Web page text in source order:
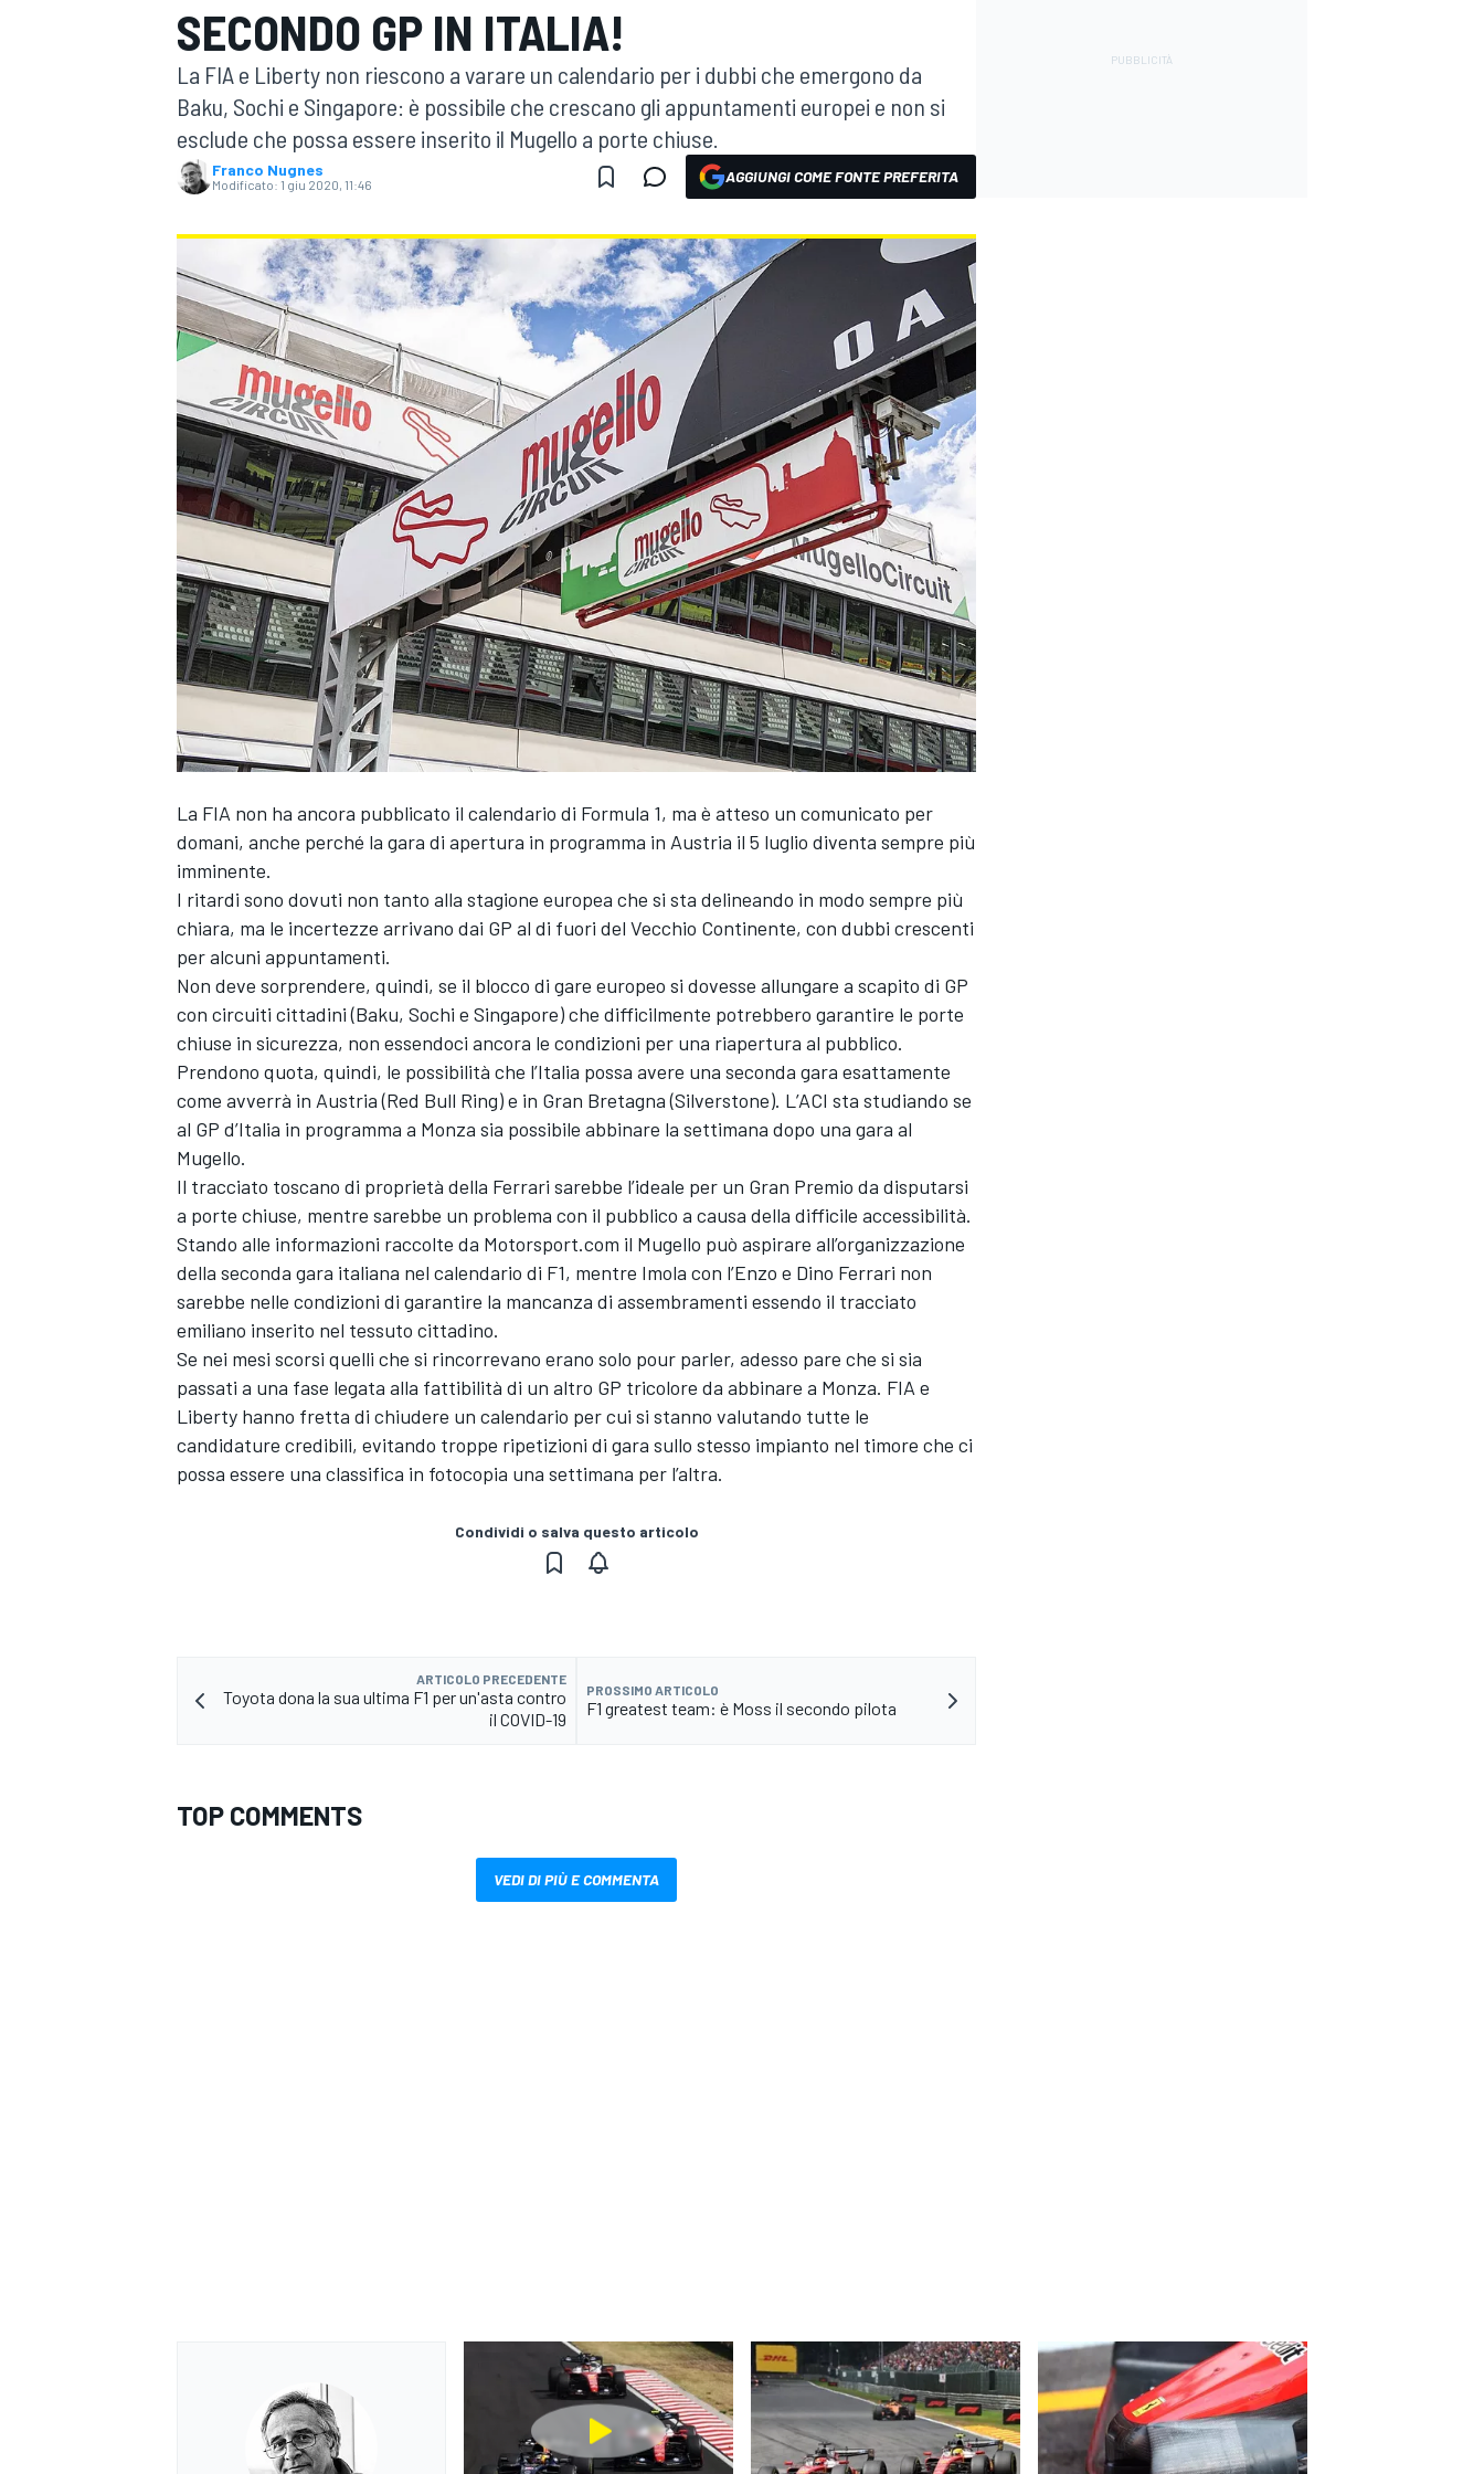
MOTOGP WEC
WRC
MONOPOSTO
SECONDO GP IN ITALIA!
La FIA e Liberty non riescono a varare un calendario per i dubbi che emergono da
Baku, Sochi e Singapore: è possibile che crescano gli appuntamenti europei e non si
esclude che possa essere inserito il Mugello a porte chiuse.
Franco Nugnes
Modificato: 1 giu 2020, 11:46 AGGIUNGI COME FONTE PREFERITA
La FIA non ha ancora pubblicato il calendario di Formula 1, ma è atteso un comunicato per
domani, anche perché la gara di apertura in programma in Austria il 5 luglio diventa sempre più
imminente.
I ritardi sono dovuti non tanto alla stagione europea che si sta delineando in modo sempre più
chiara, ma le incertezze arrivano dai GP al di fuori del Vecchio Continente, con dubbi crescenti
per alcuni appuntamenti.
Non deve sorprendere, quindi, se il blocco di gare europeo si dovesse allungare a scapito di GP
con circuiti cittadini (Baku, Sochi e Singapore) che difficilmente potrebbero garantire le porte
chiuse in sicurezza, non essendoci ancora le condizioni per una riapertura al pubblico.
Prendono quota, quindi, le possibilità che l’Italia possa avere una seconda gara esattamente
come avverrà in Austria (Red Bull Ring) e in Gran Bretagna (Silverstone). L’ACI sta studiando se
al GP d’Italia in programma a Monza sia possibile abbinare la settimana dopo una gara al
Mugello.
Il tracciato toscano di proprietà della Ferrari sarebbe l’ideale per un Gran Premio da disputarsi
a porte chiuse, mentre sarebbe un problema con il pubblico a causa della difficile accessibilità.
Stando alle informazioni raccolte da Motorsport.com il Mugello può aspirare all’organizzazione
della seconda gara italiana nel calendario di F1, mentre Imola con l’Enzo e Dino Ferrari non
sarebbe nelle condizioni di garantire la mancanza di assembramenti essendo il tracciato
emiliano inserito nel tessuto cittadino.
Se nei mesi scorsi quelli che si rincorrevano erano solo pour parler, adesso pare che si sia
passati a una fase legata alla fattibilità di un altro GP tricolore da abbinare a Monza. FIA e
Liberty hanno fretta di chiudere un calendario per cui si stanno valutando tutte le
candidature credibili, evitando troppe ripetizioni di gara sullo stesso impianto nel timore che ci
possa essere una classifica in fotocopia una settimana per l’altra.
Condividi o salva questo articolo
ARTICOLO PRECEDENTE
Toyota dona la sua ultima F1 per un'asta contro
il COVID-19
PROSSIMO ARTICOLO
F1 greatest team: è Moss il secondo pilota
TOP COMMENTS
VEDI DI PIÙ E COMMENTA